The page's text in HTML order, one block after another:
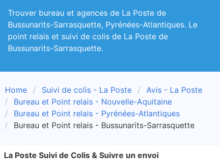
Trouver bureau et agences de La Poste de
Bussunarits-Sarrasquette, Pyrénées-Atlantiques. Le
point relais et suivi de colis de La Poste de
Bussunarits-Sarrasquette.
Home Suivi de colis - La Poste
Avis - La Poste
Bureau et Point relais - Nouvelle-Aquitaine
Bureau et Point relais - Pyrénées-Atlantiques
Bureau et Point relais - Bussunarits-Sarrasquette
La Poste Suivi de Colis & Suivre un envoi